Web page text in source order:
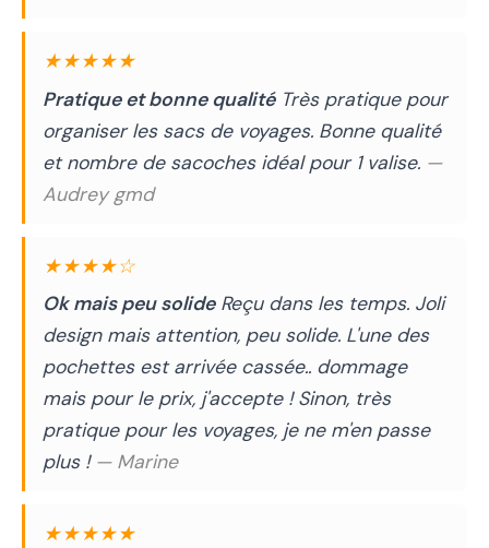
★★★★★
Pratique et bonne qualitéTrès pratique pour
organiser les sacs de voyages. Bonne qualité
et nombre de sacoches idéal pour 1 valise. —
Audrey gmd
★★★★☆
Ok mais peu solideReçu dans les temps. Joli
design mais attention, peu solide. L'une des
pochettes est arrivée cassée.. dommage
mais pour le prix, j'accepte ! Sinon, très
pratique pour les voyages, je ne m'en passe
plus ! — Marine
★★★★★